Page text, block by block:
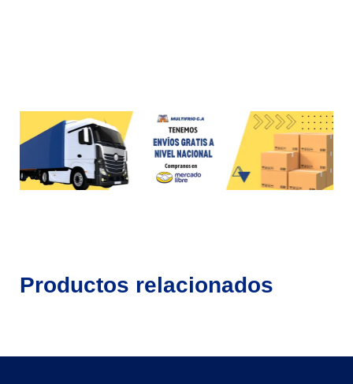
Productos relacionados